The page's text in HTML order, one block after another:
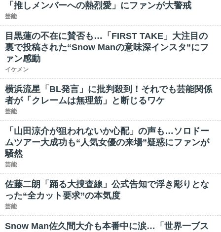
「推しメンバーへの熱烈愛」にファンが大警戒
芸能
目黒蓮の不在に賛否も…「FIRST TAKE」大注目の
裏で投稿された“Snow Manの意味深インスタ”にフ
ァン感動
イケメン
横浜流星「BL発言」に批判殺到！それでも芸能関係
者が「クレームは無理筋」と断じるワケ
芸能
「山田涼介が狙われないか心配」の声も…ソロドー
ムツアー大成功も“人気女優の来場”疑惑にファンが
騒然
芸能
佐藤二朗「踊る大捜査線」公式告知で浮き彫りとな
った“全カット要求”の本気度
芸能
Snow Man佐久間大介も本番中に涙…「世界一ブス